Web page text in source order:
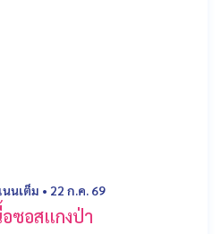
นเต็ม • 22 ก.ค. 69
อซอสแกงป่า